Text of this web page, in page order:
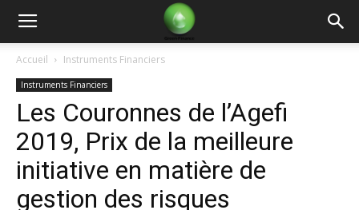
Green
Finance
Accueil Instruments Financiers
Instruments Financiers
Les Couronnes de l’Agefi
2019, Prix de la meilleure
initiative en matière de
gestion des risques